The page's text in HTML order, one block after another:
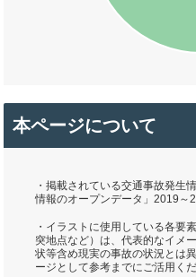
本ページについて
・掲載されている交通事故発生
情報のオープンデータ」2019～
・イラストに使用している各要
突地点など）は、代表的なイメ
状等含め現実の事故の状況とは
ージとして参考までにご活用くだ